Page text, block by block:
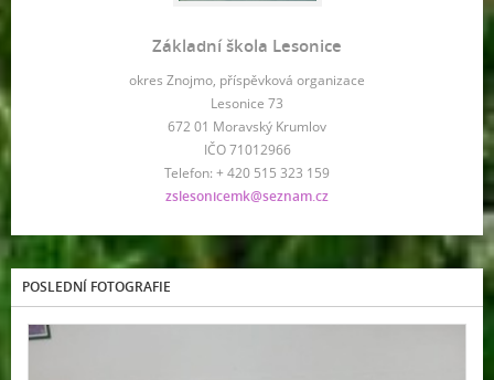
Základní škola Lesonice
okres Znojmo, příspěvková organizace
Lesonice 73
672 01 Moravský Krumlov
IČO 71012966
Telefon: + 420 515 323 159
zslesonicemk@seznam.cz
POSLEDNÍ FOTOGRAFIE